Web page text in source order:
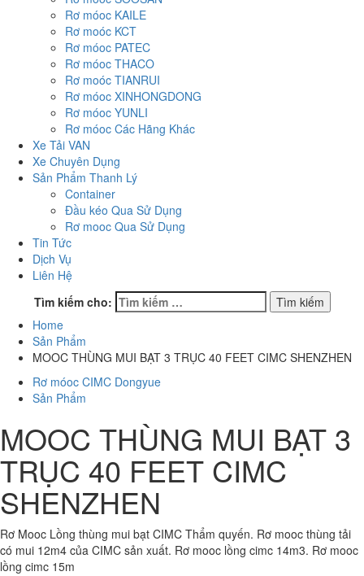
Rơ móoc KAILE
Rơ moóc KCT
Rơ móoc PATEC
Rơ móoc THACO
Rơ moóc TIANRUI
Rơ móoc XINHONGDONG
Rơ móoc YUNLI
Rơ móoc Các Hãng Khác
Xe Tải VAN
Xe Chuyên Dụng
Sản Phẩm Thanh Lý
Container
Đầu kéo Qua Sử Dụng
Rơ mooc Qua Sử Dụng
Tin Tức
Dịch Vụ
Liên Hệ
Tìm kiếm cho:
Home
Sản Phẩm
MOOC THÙNG MUI BẠT 3 TRỤC 40 FEET CIMC SHENZHEN
Rơ móoc CIMC Dongyue
Sản Phẩm
MOOC THÙNG MUI BẠT 3
TRỤC 40 FEET CIMC
SHENZHEN
Rơ Mooc Lồng thùng mui bạt CIMC Thẩm quyến. Rơ mooc thùng tải
có mui 12m4 của CIMC sản xuất. Rơ mooc lồng cimc 14m3. Rơ mooc
lồng cimc 15m